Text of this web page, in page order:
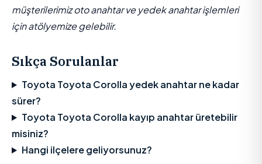
müşterilerimiz oto anahtar ve yedek anahtar işlemleri
için atölyemize gelebilir.
Sıkça Sorulanlar
Toyota Toyota Corolla yedek anahtar ne kadar
sürer?
Toyota Toyota Corolla kayıp anahtar üretebilir
misiniz?
Hangi ilçelere geliyorsunuz?